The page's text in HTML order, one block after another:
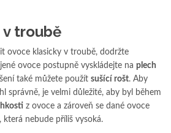
v troubě
ovoce klasicky v troubě, dodržte
ovoce postupně vyskládejte na plech
také můžete použít sušící rošt. Aby
správně, je velmi důležité, aby byl během
z ovoce a zároveň se dané ovoce
nebude příliš vysoká.